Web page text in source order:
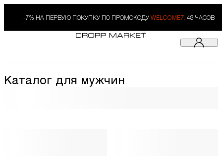
-7% НА ПЕРВУЮ ПОКУПКУ ПО ПРОМОКОДУ WELCOME7. 48 ЧАСОВ
Каталог для мужчин